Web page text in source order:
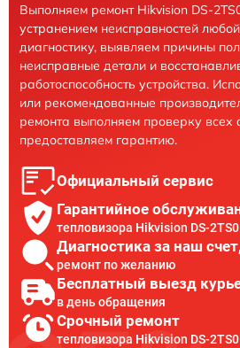
Выполняем ремонт Hikvision DS-
устранением неисправностей
диагностику, выявляем причины
неисправные детали и
работоспособность устройства.
или рекомендованные
ремонта выполняем проверку всех
предоставляем гарантию.
Официальный сервис
Гарантийное
тепловизора Hikvision DS-
Диагностика за наш
ремонт по желанию
Бесплатный выезд
в день обращения
Срочный ремонт
тепловизора Hikvision DS-